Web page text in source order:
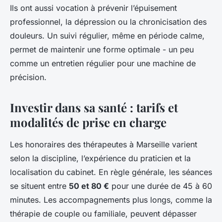
Ils ont aussi vocation à prévenir l’épuisement
professionnel, la dépression ou la chronicisation des
douleurs. Un suivi régulier, même en période calme,
permet de maintenir une forme optimale - un peu
comme un entretien régulier pour une machine de
précision.
Investir dans sa santé : tarifs et
modalités de prise en charge
Les honoraires des thérapeutes à Marseille varient
selon la discipline, l’expérience du praticien et la
localisation du cabinet. En règle générale, les séances
se situent entre 50 et 80 € pour une durée de 45 à 60
minutes. Les accompagnements plus longs, comme la
thérapie de couple ou familiale, peuvent dépasser